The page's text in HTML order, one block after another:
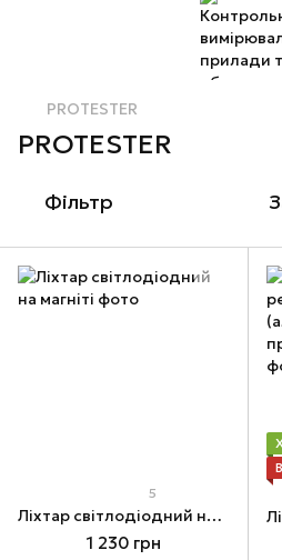
PROTESTER
PROTESTER
Фільтр
5
Ліхтар світлодіодний на магніті
1 230 грн